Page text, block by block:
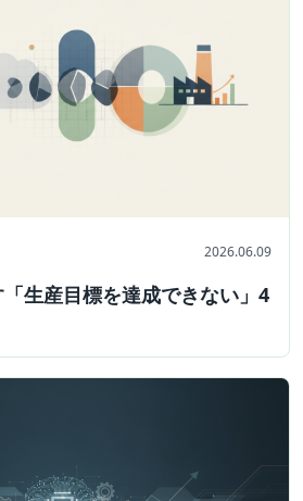
2026.06.09
生産目標を達成できない」4